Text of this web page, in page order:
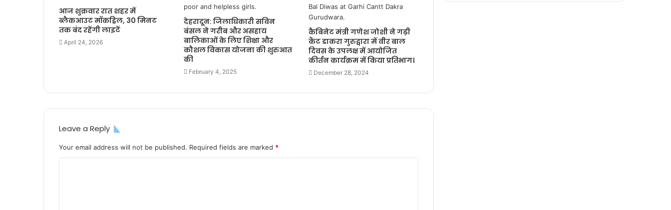
आज शुक्रवार रात शहर में
ब्लैकआउट मॉकड्रिल, 30 मिनट
तक बंद रहेंगी लाइटें
April 24, 2026
देहरादून: जिलाधिकारी सविन
बंसल ने गरीब और असहाय
बालिकाओं के लिए शिक्षा और
कौशल विकास योजना की शुरुआत
की
February 4, 2025
कैबिनेट मंत्री गणेश जोशी ने गढ़ी
कैंट डाकरा गुरुद्वारा में वीर बाल
दिवस के उपलक्ष में आयोजित
कीर्तन कार्यक्रम में किया प्रतिभाग।
December 28, 2024
Leave a Reply
Your email address will not be published. Required fields are marked *